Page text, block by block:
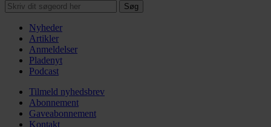
Søg
Nyheder
Artikler
Anmeldelser
Pladenyt
Podcast
Tilmeld nyhedsbrev
Abonnement
Gaveabonnement
Kontakt